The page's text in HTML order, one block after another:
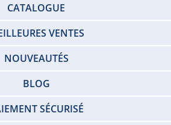
CATALOGUE
VENTES
NOUVEAUTÉS
BLOG
SÉCURISÉ